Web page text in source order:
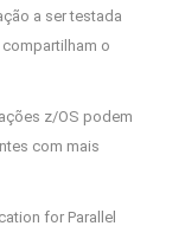
a ser testada
o
z/OS podem
com mais
for Parallel